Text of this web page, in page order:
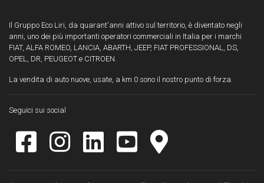
Il Gruppo Eco Liri, da quarant'anni attivo sul territorio, è diventato negli
anni, uno dei più importanti operatori commerciali in Italia per i marchi
FIAT, ALFA ROMEO, LANCIA, ABARTH, JEEP, FIAT PROFESSIONAL, DS,
OPEL, DR, PEUGEOT e CITROEN.
La vendita di auto nuove, usate, a km 0 sono il nostro punto di forza.
Seguici sui social